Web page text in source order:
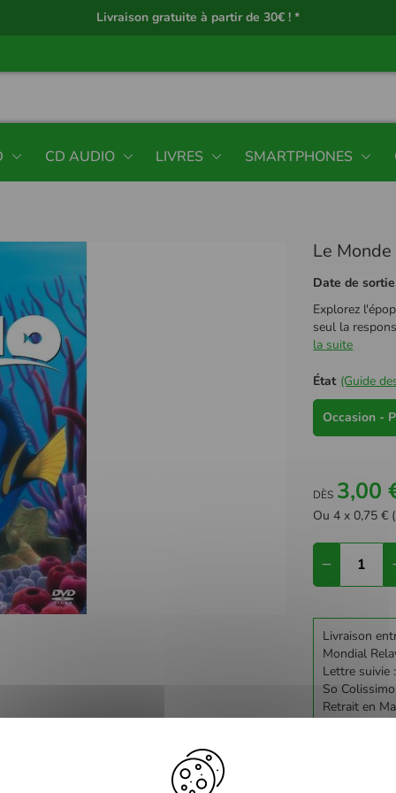
Livraison gratuite à partir de 30€ ! *
CD AUDIO LIVRES SMARTPHONES
Le
Date de sortie
Explorez
seul la
la suite
État (Guide
Occasion -
DÈS 3,00
Ou 4 x 0,75 €
Livraison
Mondial
Lettre suivie
So
Retrait en